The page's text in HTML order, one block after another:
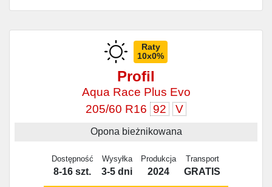
Raty
10x0%
Profil
Aqua Race Plus Evo
205/60 R16 92 V
Opona bieżnikowana
Dostępność
8-16 szt.
Wysyłka
3-5 dni
Produkcja
2024
Transport
GRATIS